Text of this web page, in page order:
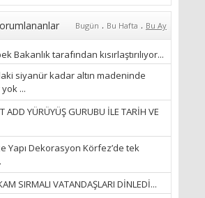
“AKIL GÖZÜ”
13/03/2026
“KURTULDUM”
Bugün . Bu Hafta . Bu Ay
Bakanlık tarafından kısırlaştırılıyor...
siyanür kadar altın madeninde
...
ADD YÜRÜYÜŞ GURUBU İLE TARİH VE
Yapı Dekorasyon Körfez’de tek
SIRMALI VATANDAŞLARI DİNLEDİ...